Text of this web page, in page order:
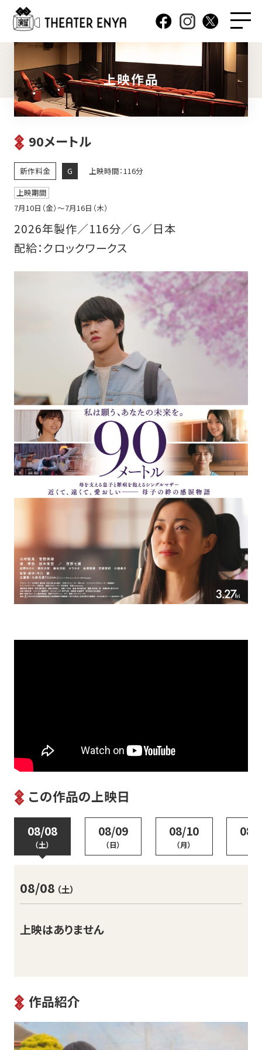
上映作品
90メートル
新作料金 G
上映時間：116分
上映期間
7月10日（金）〜7月16日（木）
2026年製作／116分／G／日本
配給：クロックワークス
この作品の上映日
08/08
（土）
08/09
（日）
08/10
（月）
08/
08/08 （土）
上映はありません
作品紹介